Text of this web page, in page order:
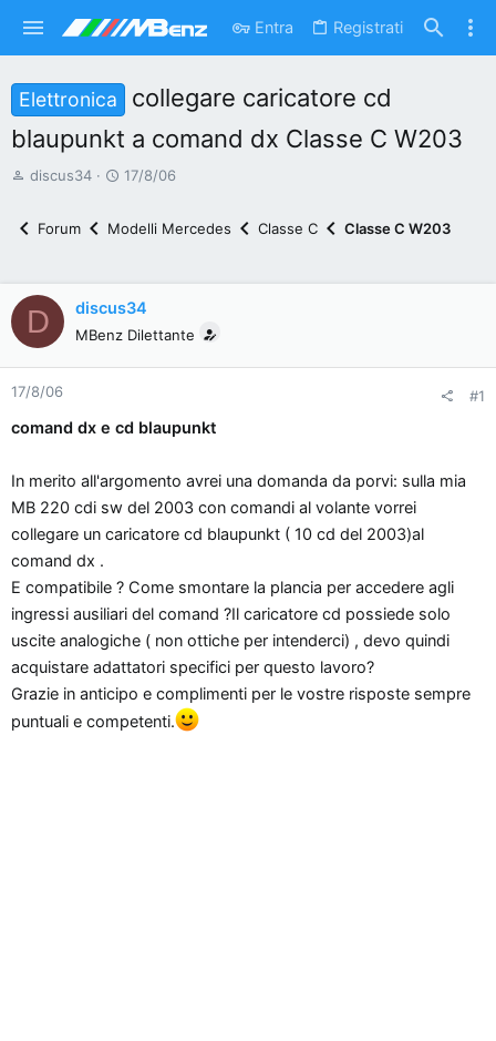
Entra Registrati
Elettronica
collegare caricatore cd
blaupunkt a comand dx Classe C W203
A
e
i
s
c
i
o
n
e
discus34
D
t
n
i
17/8/06
Forum Modelli Mercedes Classe C Classe C W203
D discus34
MBenz Dilettante
17/8/06 #1
comand dx e cd blaupunkt
In merito all'argomento avrei una domanda da porvi: sulla mia
MB 220 cdi sw del 2003 con comandi al volante vorrei
collegare un caricatore cd blaupunkt ( 10 cd del 2003)al
comand dx .
E compatibile ? Come smontare la plancia per accedere agli
ingressi ausiliari del comand ?Il caricatore cd possiede solo
uscite analogiche ( non ottiche per intenderci) , devo quindi
acquistare adattatori specifici per questo lavoro?
Grazie in anticipo e complimenti per le vostre risposte sempre
puntuali e competenti.